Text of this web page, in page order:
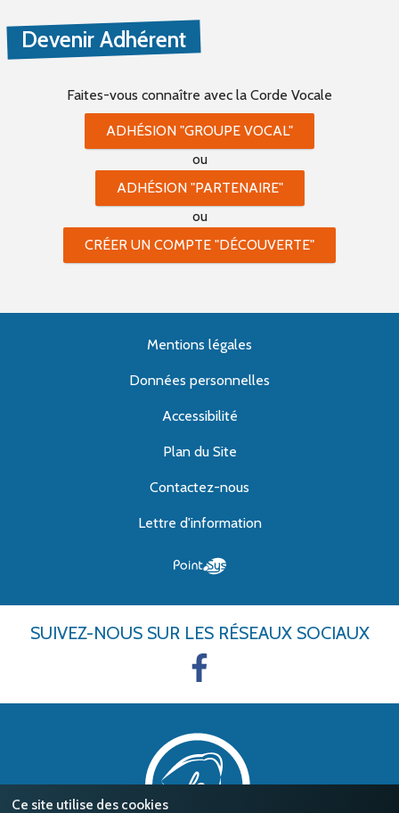
Ce site utilise des cookies
Devenir Adhérent
Faites-vous connaître avec la Corde Vocale
ADHÉSION "GROUPE VOCAL"
ou
ADHÉSION "PARTENAIRE"
ou
CRÉER UN COMPTE "DÉCOUVERTE"
Mentions légales
Données personnelles
Accessibilité
Plan du Site
Contactez-nous
Lettre d'information
SUIVEZ-NOUS SUR LES RÉSEAUX SOCIAUX